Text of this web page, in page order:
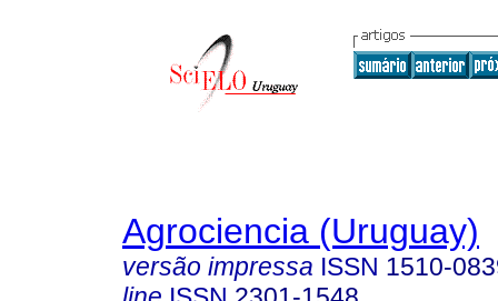
Agrociencia (Uruguay)
versão impressa ISSN 1510-